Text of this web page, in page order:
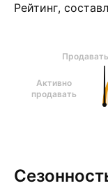
Рейтинг,
Продавать
Активно
продавать